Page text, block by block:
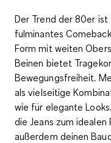
Der Trend der 80er
fulminantes
Form mit weiten
Beinen bietet
Bewegungsfreiheit.
als vielseitige
wie für elegante
die Jeans zum
außerdem deinen